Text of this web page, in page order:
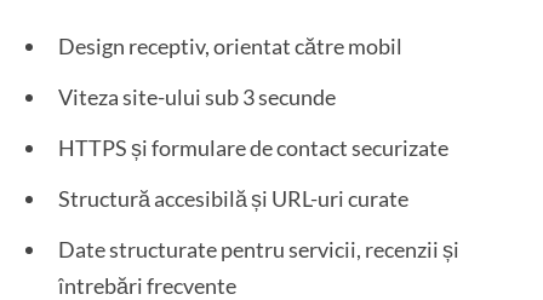
Design receptiv, orientat către mobil
Viteza site-ului sub 3 secunde
HTTPS și formulare de contact securizate
Structură accesibilă și URL-uri curate
Date structurate pentru servicii, recenzii și
întrebări frecvente